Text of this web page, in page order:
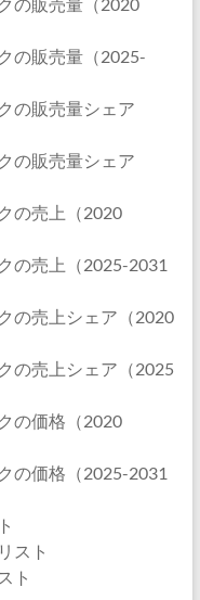
の販売量（2025-
の販売量シェア
の販売量シェア
の売上（2020
の売上（2025-2031
の売上シェア（2020
の売上シェア（2025
の価格（2020
の価格（2025-2031
スト
ト